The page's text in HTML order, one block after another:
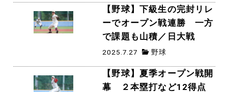
【野球】下級生の完封リレ
ーでオープン戦連勝 一方
で課題も山積／日大戦
2025.7.27 野球
【野球】夏季オープン戦開
幕 ２本塁打など12得点